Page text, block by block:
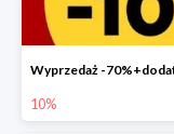
10%